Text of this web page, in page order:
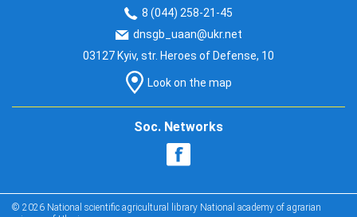
8 (044) 258-21-45
dnsgb_uaan@ukr.net
03127 Kyiv, str. Heroes of Defense, 10
Look on the map
Soc. Networks
© 2026 National scientific agricultural library National academy of agrarian